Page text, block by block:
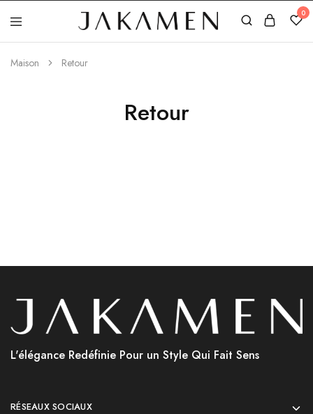
Jakamen
Algérie
0
Maison Retour
Retour
L'élégance Redéfinie Pour un Style Qui Fait Sens
RÉSEAUX SOCIAUX